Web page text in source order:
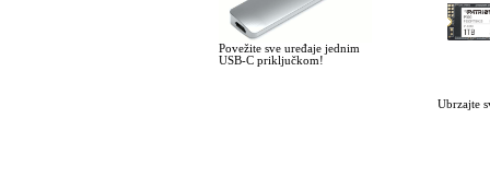
Povežite sve uređaje jednim
USB-C priključkom!
Ubrzajte